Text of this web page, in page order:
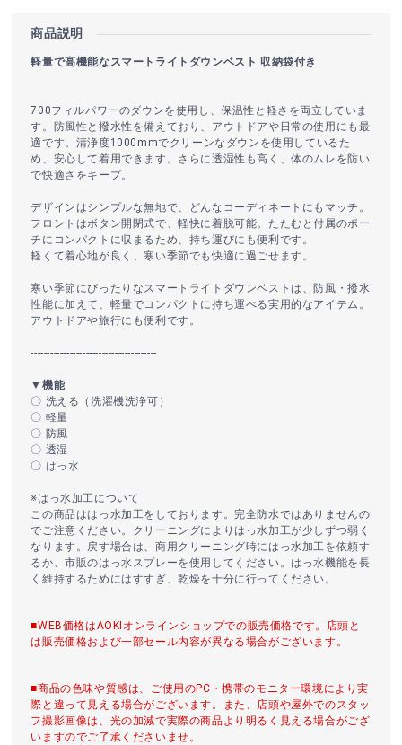
商品説明
軽量で高機能なスマートライトダウンベスト 収納袋付き
700フィルパワーのダウンを使用し、保温性と軽さを両立していま
す。防風性と撥水性を備えており、アウトドアや日常の使用にも最
適です。清浄度1000mmでクリーンなダウンを使用しているた
め、安心して着用できます。さらに透湿性も高く、体のムレを防い
で快適さをキープ。
デザインはシンプルな無地で、どんなコーディネートにもマッチ。
フロントはボタン開閉式で、軽快に着脱可能。たたむと付属のポー
チにコンパクトに収まるため、持ち運びにも便利です。
軽くて着心地が良く、寒い季節でも快適に過ごせます。
寒い季節にぴったりなスマートライトダウンベストは、防風・撥水
性能に加えて、軽量でコンパクトに持ち運べる実用的なアイテム。
アウトドアや旅行にも便利です。
---------------------------------------
▼機能
〇 洗える（洗濯機洗浄可）
〇 軽量
〇 防風
〇 透湿
〇 はっ水
※はっ水加工について
この商品ははっ水加工をしております。完全防水ではありませんの
でご注意ください。クリーニングによりはっ水加工が少しずつ弱く
なります。戻す場合は、商用クリーニング時にはっ水加工を依頼す
るか、市販のはっ水スプレーを使用してください。はっ水機能を長
く維持するためにはすすぎ、乾燥を十分に行ってください。
■WEB価格はAOKIオンラインショップでの販売価格です。店頭と
は販売価格および一部セール内容が異なる場合がございます。
■商品の色味や質感は、ご使用のPC・携帯のモニター環境により実
際と違って見える場合がございます。また、店頭や屋外でのスタッ
フ撮影画像は、光の加減で実際の商品より明るく見える場合がござ
いますのでご了承くださいませ。